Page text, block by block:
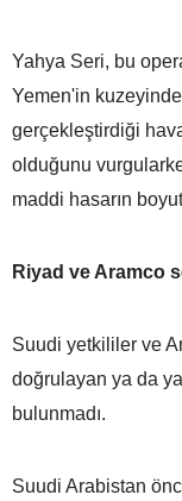
Yahya Seri, bu
Yemen'in
gerçekleştirdiği
olduğunu
maddi hasarın
Riyad ve Aramco
Suudi yetkililer ve
doğrulayan ya da
bulunmadı.
Suudi Arabistan